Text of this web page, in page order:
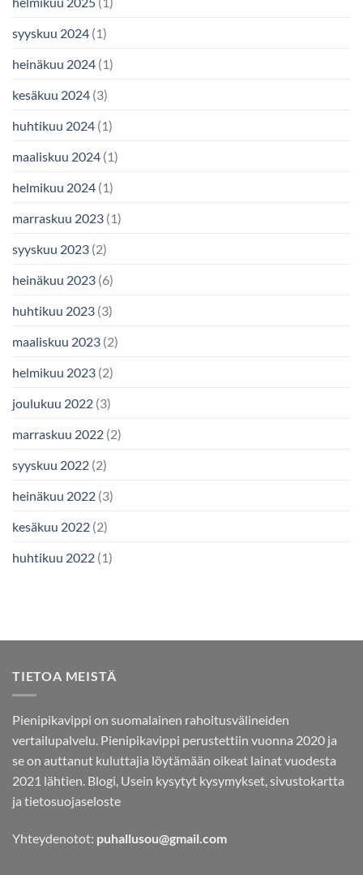
syyskuu 2024 (1)
heinäkuu 2024 (1)
kesäkuu 2024 (3)
huhtikuu 2024 (1)
maaliskuu 2024 (1)
helmikuu 2024 (1)
marraskuu 2023 (1)
syyskuu 2023 (2)
heinäkuu 2023 (6)
huhtikuu 2023 (3)
maaliskuu 2023 (2)
helmikuu 2023 (2)
joulukuu 2022 (3)
marraskuu 2022 (2)
syyskuu 2022 (2)
heinäkuu 2022 (3)
kesäkuu 2022 (2)
huhtikuu 2022 (1)
TIETOA MEISTÄ
Pienipikavippi on suomalainen rahoitusvälineiden
vertailupalvelu. Pienipikavippi perustettiin vuonna 2020 ja
se on auttanut kuluttajia löytämään oikeat lainat vuodesta
2021 lähtien. Blogi, Usein kysytyt kysymykset,sivustokartta
ja tietosuojaseloste
Yhteydenotot: puhallusou@gmail.com